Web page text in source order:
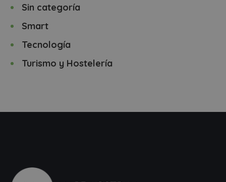
Sin categoría
Smart
Tecnología
Turismo y Hostelería